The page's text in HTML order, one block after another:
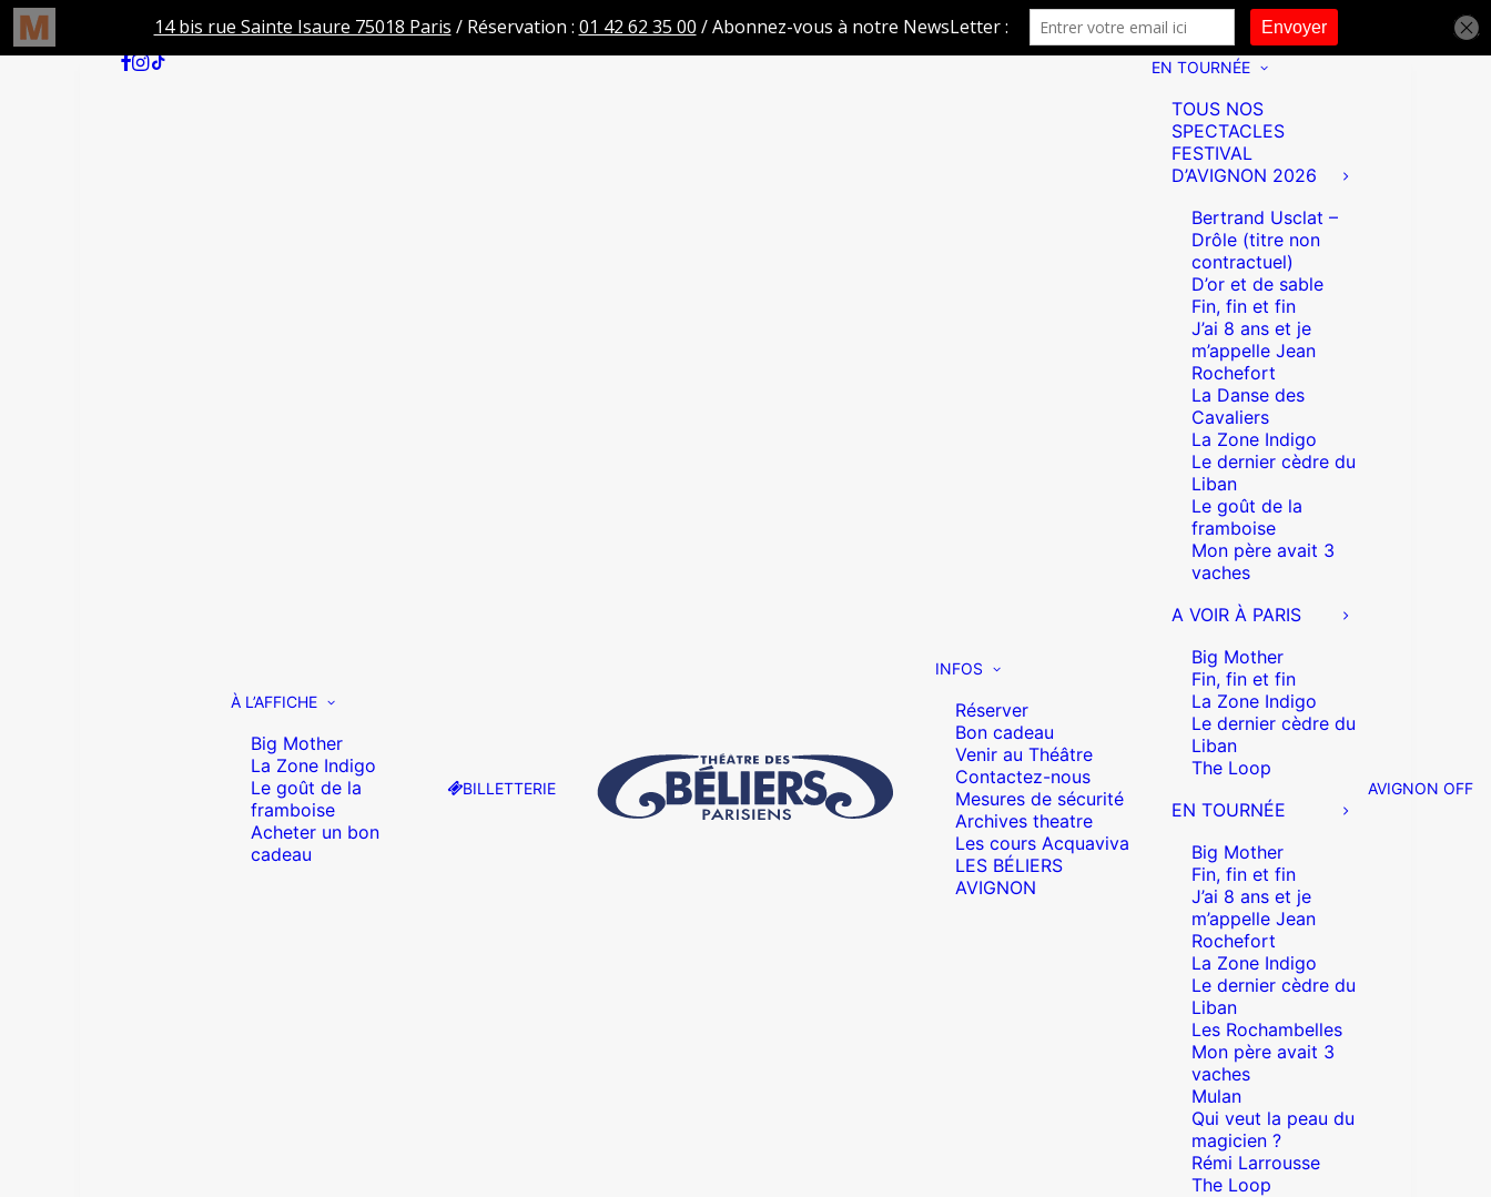
À L’AFFICHE
Big Mother
La Zone Indigo
Le goût de la
framboise
Acheter un bon
cadeau
BILLETTERIE
INFOS
Réserver
Bon cadeau
Venir au Théâtre
Contactez-nous
Mesures de sécurité
Archives theatre
Les cours Acquaviva
LES BÉLIERS
AVIGNON
EN TOURNÉE
TOUS NOS
SPECTACLES
FESTIVAL
D’AVIGNON 2026
Bertrand Usclat –
Drôle (titre non
contractuel)
D’or et de sable
Fin, fin et fin
J’ai 8 ans et je
m’appelle Jean
Rochefort
La Danse des
Cavaliers
La Zone Indigo
Le dernier cèdre du
Liban
Le goût de la
framboise
Mon père avait 3
vaches
A VOIR À PARIS
Big Mother
Fin, fin et fin
La Zone Indigo
Le dernier cèdre du
Liban
The Loop
EN TOURNÉE
Big Mother
Fin, fin et fin
J’ai 8 ans et je
m’appelle Jean
Rochefort
La Zone Indigo
Le dernier cèdre du
Liban
Les Rochambelles
Mon père avait 3
vaches
Mulan
Qui veut la peau du
magicien ?
Rémi Larrousse
The Loop
AVIGNON OFF